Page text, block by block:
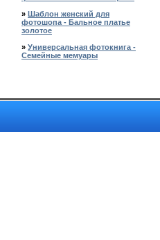
» Шаблон женский для
фотошопа - Бальное платье
золотое
» Универсальная фотокнига -
Семейные мемуары